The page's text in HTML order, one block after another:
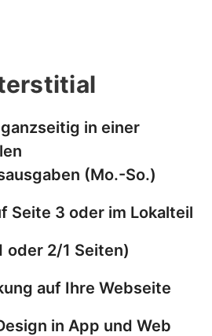
in einer
(Mo.-So.)
Seite 3 oder im Lokalteil
oder 2/1 Seiten)
auf Ihre Webseite
in App und Web